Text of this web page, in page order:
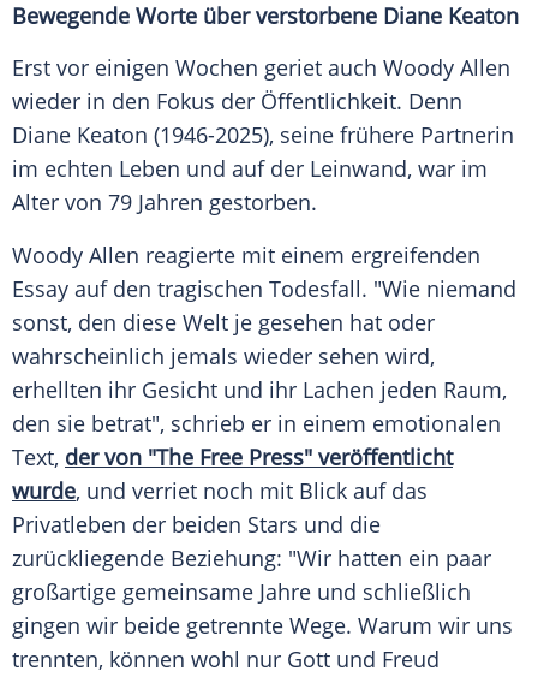
Bewegende Worte über verstorbene Diane Keaton
Erst vor einigen Wochen geriet auch Woody Allen
wieder in den Fokus der Öffentlichkeit. Denn
Diane Keaton (1946-2025), seine frühere Partnerin
im echten Leben und auf der Leinwand, war im
Alter von 79 Jahren gestorben.
Woody Allen reagierte mit einem ergreifenden
Essay auf den tragischen Todesfall. "Wie niemand
sonst, den diese Welt je gesehen hat oder
wahrscheinlich jemals wieder sehen wird,
erhellten ihr Gesicht und ihr Lachen jeden Raum,
den sie betrat", schrieb er in einem emotionalen
Text, der von "The Free Press" veröffentlicht
wurde, und verriet noch mit Blick auf das
Privatleben der beiden Stars und die
zurückliegende Beziehung: "Wir hatten ein paar
großartige gemeinsame Jahre und schließlich
gingen wir beide getrennte Wege. Warum wir uns
trennten, können wohl nur Gott und Freud